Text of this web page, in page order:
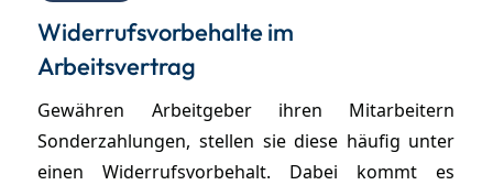
Widerrufsvorbehalte im
Arbeitsvertrag
Gewähren Arbeitgeber ihren Mitarbeitern
Sonderzahlungen, stellen sie diese häufig unter
einen Widerrufsvorbehalt. Dabei kommt es